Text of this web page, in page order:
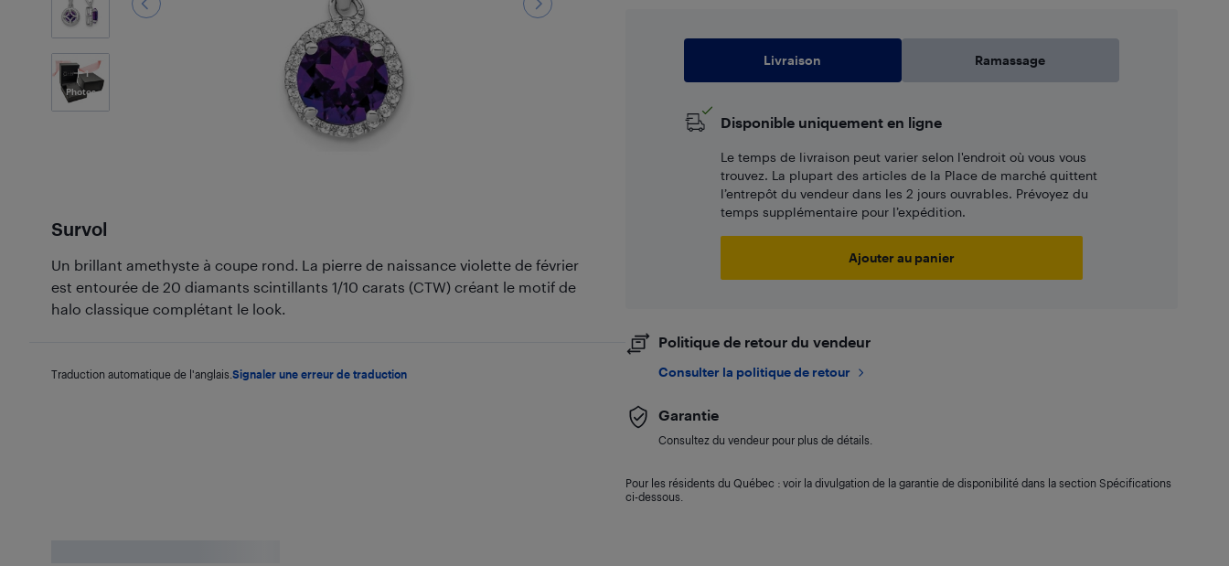
1
Photos
Survol
Un brillant amethyste à coupe rond. La pierre de naissance violette de février
est entourée de 20 diamants scintillants 1/10 carats (CTW) créant le motif de
halo classique complétant le look.
Traduction automatique de l'anglais. Signaler une erreur de traduction
Livraison Ramassage
Disponible uniquement en ligne
Le temps de livraison peut varier selon l'endroit où vous vous
trouvez. La plupart des articles de la Place de marché quittent
l’entrepôt du vendeur dans les 2 jours ouvrables. Prévoyez du
temps supplémentaire pour l’expédition.
Ajouter au panier
Politique de retour du vendeur
Consulter la politique de retour
Garantie
Consultez du vendeur pour plus de détails.
Pour les résidents du Québec : voir la divulgation de la garantie de disponibilité dans la section Spécifications
ci-dessous.